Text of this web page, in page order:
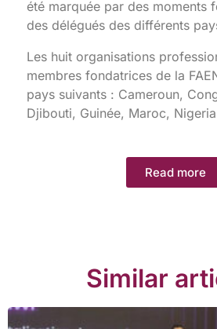
été marquée par des moments
des délégués des différents
Les huit organisations
membres fondatrices de la
pays suivants : Cameroun,
Djibouti, Guinée, Maroc,
Read more
Similar